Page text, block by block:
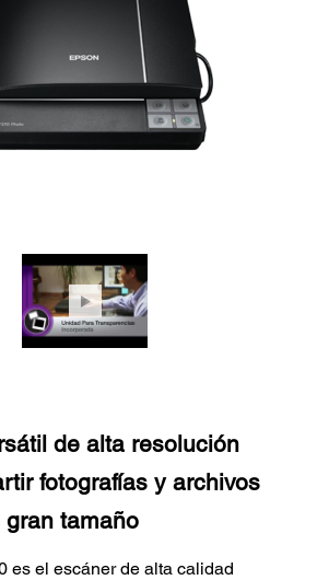
de alta resolución
fotografías y archivos
tamaño
es el escáner de alta calidad